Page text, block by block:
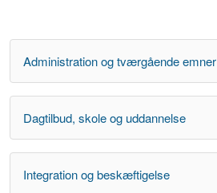
Administration og tværgående emner
Dagtilbud, skole og uddannelse
Integration og beskæftigelse